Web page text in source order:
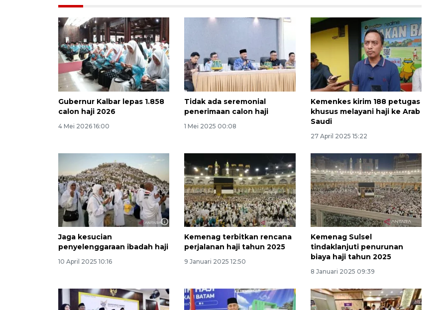
Gubernur Kalbar lepas 1.858
calon haji 2026
4 Mei 2026 16:00
Tidak ada seremonial
penerimaan calon haji
1 Mei 2025 00:08
Kemenkes kirim 188 petugas
khusus melayani haji ke Arab
Saudi
27 April 2025 15:22
Jaga kesucian
penyelenggaraan ibadah haji
10 April 2025 10:16
Kemenag terbitkan rencana
perjalanan haji tahun 2025
9 Januari 2025 12:50
Kemenag Sulsel
tindaklanjuti penurunan
biaya haji tahun 2025
8 Januari 2025 09:39
Waspadai penyakit saat
musim kemarau
2026-08-05 12:00:00